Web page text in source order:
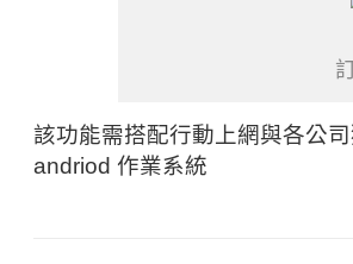
該功能需搭配行動上網與各公
andriod 作業系統